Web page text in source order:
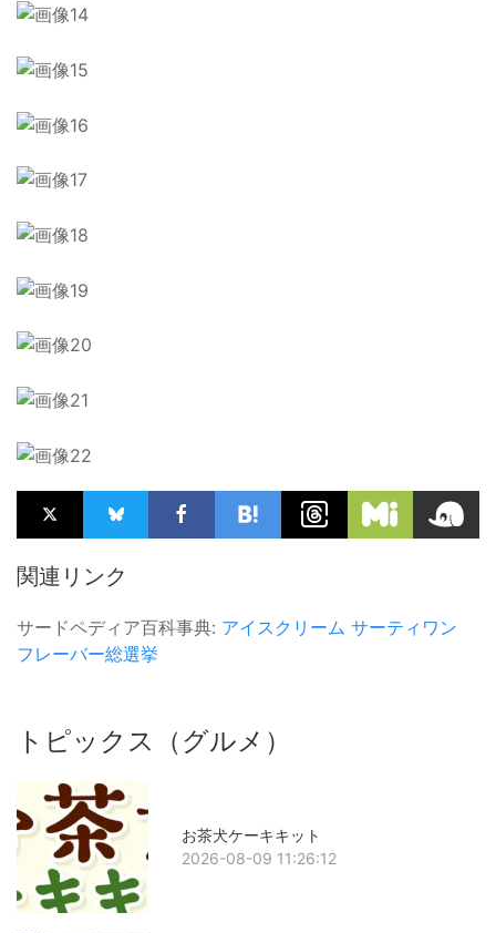
関連リンク
サードペディア百科事典: アイスクリーム サーティワン
フレーバー総選挙
トピックス（グルメ）
お茶犬ケーキキット
2026-08-09 11:26:12